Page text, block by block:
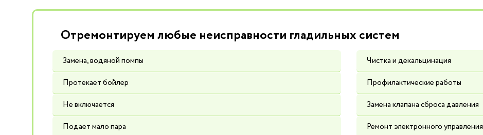
Отремонтируем любые неисправности гладильных систем
Замена, водяной помпы
Протекает бойлер
Не включается
Подает мало пара
Чистка и декальцинация
Профилактические работы
Замена клапана сброса давления
Ремонт электронного управления